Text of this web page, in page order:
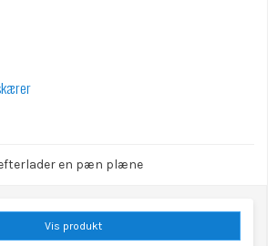
en pæn plæne
Vis produkt